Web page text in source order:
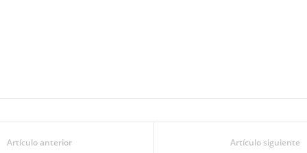
Artículo anterior Artículo siguiente